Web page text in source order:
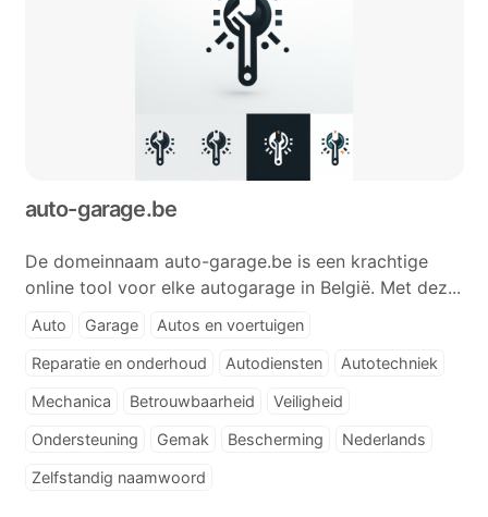
auto-garage.be
De domeinnaam auto-garage.be is een krachtige
online tool voor elke autogarage in België. Met dez...
Auto Garage Autos en voertuigen
Reparatie en onderhoud Autodiensten Autotechniek
Mechanica Betrouwbaarheid Veiligheid
Ondersteuning Gemak Bescherming Nederlands
Zelfstandig naamwoord